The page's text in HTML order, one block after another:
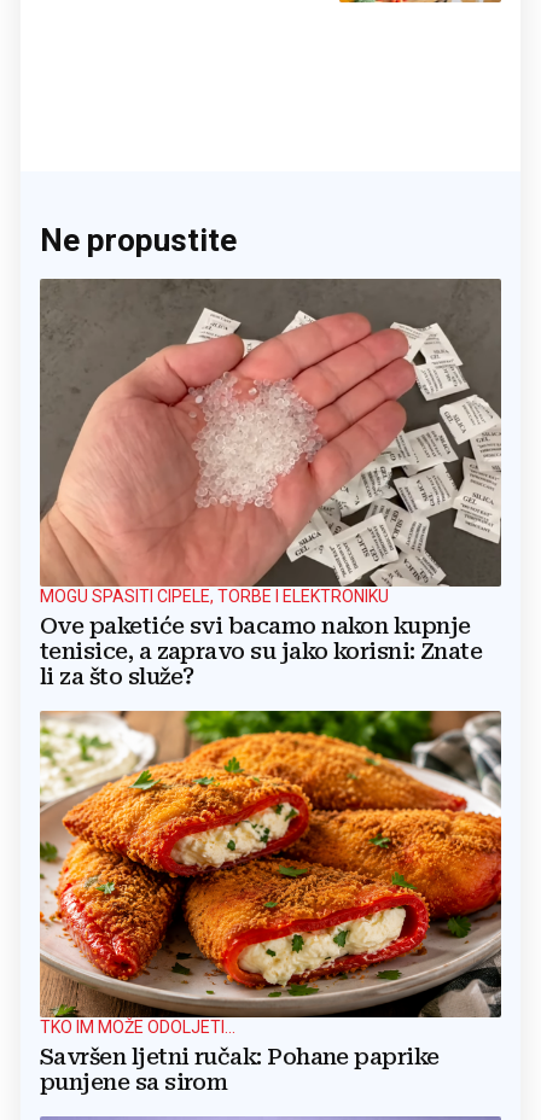
Ne propustite
MOGU SPASITI CIPELE, TORBE I ELEKTRONIKU
Ove paketiće svi bacamo nakon kupnje
tenisice, a zapravo su jako korisni: Znate
li za što služe?
TKO IM MOŽE ODOLJETI...
Savršen ljetni ručak: Pohane paprike
punjene sa sirom